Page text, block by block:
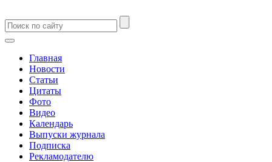
Главная
Новости
Статьи
Цитаты
Фото
Видео
Календарь
Выпуски журнала
Подписка
Рекламодателю